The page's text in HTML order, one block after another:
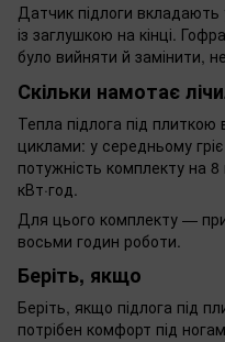
Датчик підлоги вкладають
із заглушкою на кінці.
було вийняти й замінити,
Скільки намотає
Тепла підлога під
циклами: у середньому
потужність комплекту на
кВт·год.
Для цього комплекту —
восьми годин роботи.
Беріть, якщо
Беріть, якщо підлога під
потрібен комфорт під